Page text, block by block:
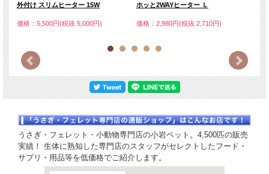
外付け スリムヒーター 15W
価格：5,500円(税抜 5,000円)
ホッと2WAYヒーター Ｌ
価格：2,980円(税抜 2,710円)
ひ
価
うさぎ・フェレット・小動物専門店の小岩ペット。4,500匹の販売
実績！ 生体に熟知した専門店のスタッフがセレクトしたフード・
サプリ・用品等を低価格でご紹介します。